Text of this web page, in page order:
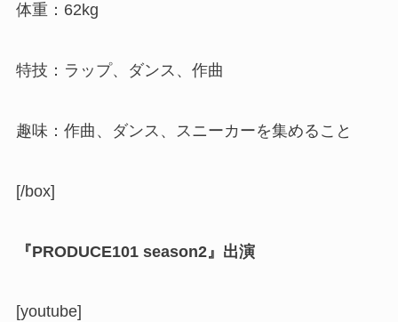
体重：62kg
特技：ラップ、ダンス、作曲
趣味：作曲、ダンス、スニーカーを集めること
[/box]
『PRODUCE101 season2』出演
[youtube]